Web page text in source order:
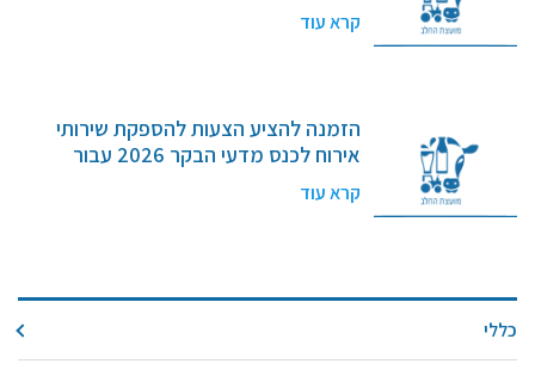
(חל"צ) – מכרז מספר 2/2026
קרא עוד
הזמנה להציע הצעות להספקת שירותי
אירוח לכנס מדעי הבקר 2026 עבור
(חל"צ) – מכרז מספר 2/2026
קרא עוד
כללי